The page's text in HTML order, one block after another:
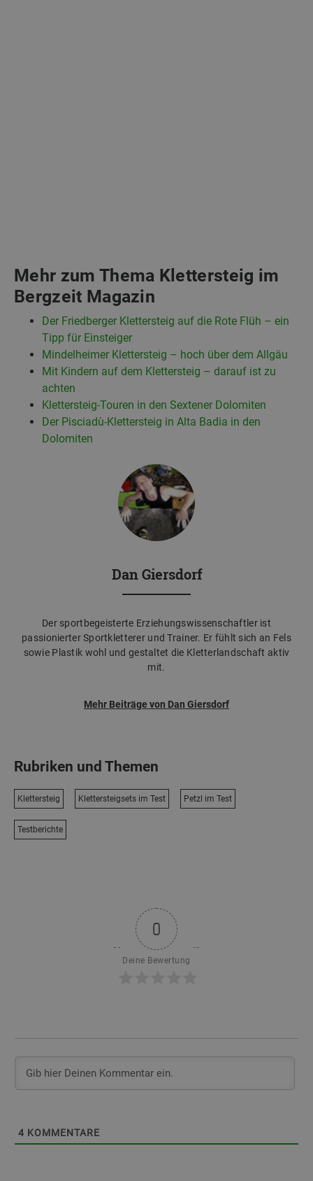
Mehr zum Thema Klettersteig im
Bergzeit Magazin
Der Friedberger Klettersteig auf die Rote Flüh – ein
Tipp für Einsteiger
Mindelheimer Klettersteig – hoch über dem Allgäu
Mit Kindern auf dem Klettersteig – darauf ist zu
achten
Klettersteig-Touren in den Sextener Dolomiten
Der Pisciadù-Klettersteig in Alta Badia in den
Dolomiten
Dan Giersdorf
Der sportbegeisterte Erziehungswissenschaftler ist
passionierter Sportkletterer und Trainer. Er fühlt sich an Fels
sowie Plastik wohl und gestaltet die Kletterlandschaft aktiv
mit.
Mehr Beiträge von Dan Giersdorf
Rubriken und Themen
Klettersteig Klettersteigsets im Test Petzl im Test
Testberichte
0
Deine Bewertung
4 KOMMENTARE